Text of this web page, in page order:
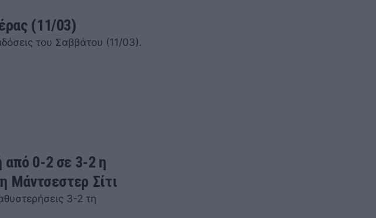
(11/03)
του Σαββάτου (11/03).
από 0-2 σε 3-2 η
Μάντσεστερ Σίτι
3-2 τη